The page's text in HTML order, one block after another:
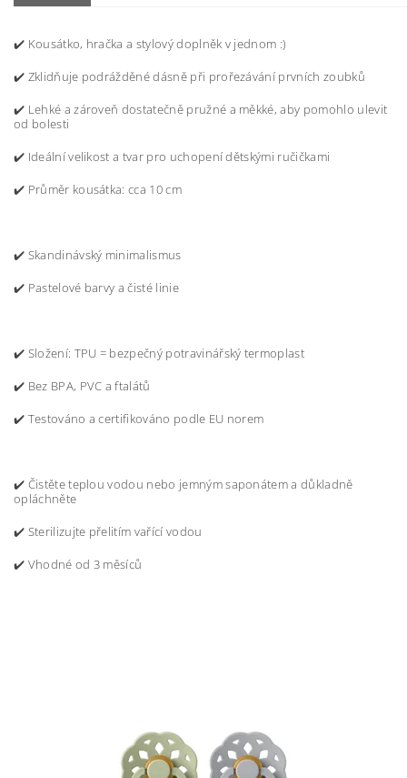
✔️ Kousátko, hračka a stylový doplněk v jednom :)
✔️ Zklidňuje podrážděné dásně při prořezávání prvních zoubků
✔️ Lehké a zároveň dostatečně pružné a měkké, aby pomohlo ulevit
od bolesti
✔️ Ideální velikost a tvar pro uchopení dětskými ručičkami
✔️ Průměr kousátka: cca 10 cm
✔️ Skandinávský minimalismus
✔️ Pastelové barvy a čisté linie
✔️ Složení: TPU = bezpečný potravinářský termoplast
✔️ Bez BPA, PVC a ftalátů
✔️ Testováno a certifikováno podle EU norem
✔️ Čistěte teplou vodou nebo jemným saponátem a důkladně
opláchněte
✔️ Sterilizujte přelitím vařící vodou
✔️ Vhodné od 3 měsíců